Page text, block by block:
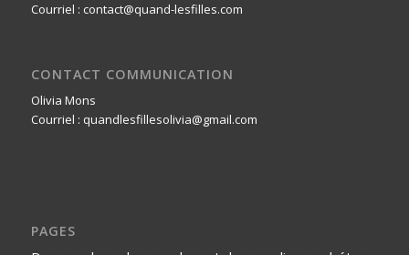
Courriel : contact@quand-lesfilles.com
CONTACT COMMUNICATION
Olivia Mons
Courriel : quandlesfillesolivia@gmail.com
PAGES